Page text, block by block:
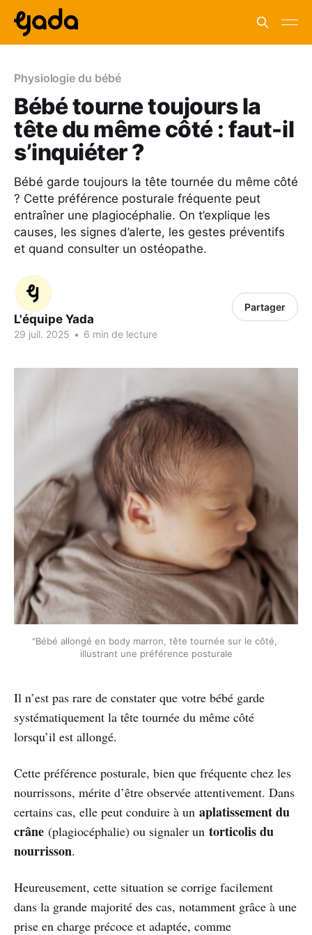
Physiologie du bébé
Bébé tourne toujours la
tête du même côté : faut-il
s’inquiéter ?
Bébé garde toujours la tête tournée du même côté
? Cette préférence posturale fréquente peut
entraîner une plagiocéphalie. On t’explique les
causes, les signes d’alerte, les gestes préventifs
et quand consulter un ostéopathe.
L'équipe Yada
29 juil. 2025 • 6 min de lecture
Partager
"Bébé allongé en body marron, tête tournée sur le côté,
illustrant une préférence posturale
Il n’est pas rare de constater que votre bébé garde
systématiquement la tête tournée du même côté
lorsqu’il est allongé.
Cette préférence posturale, bien que fréquente chez les
nourrissons, mérite d’être observée attentivement. Dans
certains cas, elle peut conduire à un aplatissement du
crâne (plagiocéphalie) ou signaler un torticolis du
nourrisson.
Heureusement, cette situation se corrige facilement
dans la grande majorité des cas, notamment grâce à une
prise en charge précoce et adaptée, comme